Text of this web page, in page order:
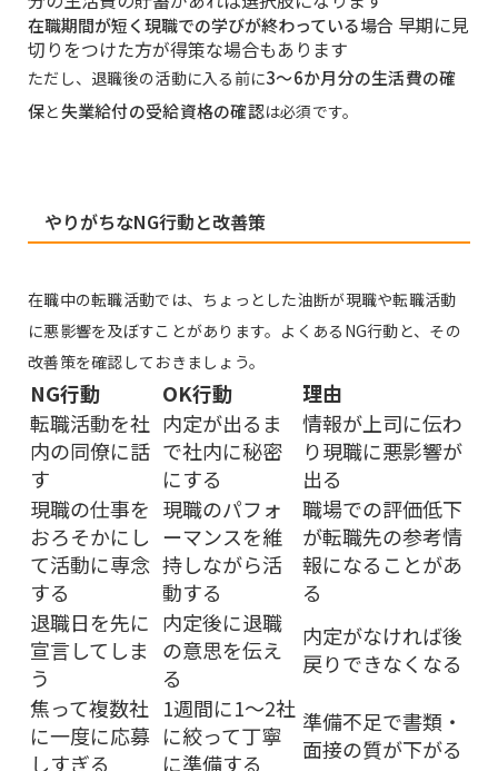
在職期間が短く現職での学びが終わっている場合 早期に見
切りをつけた方が得策な場合もあります
ただし、退職後の活動に入る前に3〜6か月分の生活費の確
保と失業給付の受給資格の確認は必須です。
やりがちなNG行動と改善策
在職中の転職活動では、ちょっとした油断が現職や転職活動
に悪影響を及ぼすことがあります。よくあるNG行動と、その
改善策を確認しておきましょう。
NG行動 OK行動
理由
転職活動を社
内の同僚に話
す
内定が出るま
で社内に秘密
にする
情報が上司に伝わ
り現職に悪影響が
出る
現職の仕事を
おろそかにし
て活動に専念
する
現職のパフォ
ーマンスを維
持しながら活
動する
職場での評価低下
が転職先の参考情
報になることがあ
る
退職日を先に
宣言してしま
う
内定後に退職
の意思を伝え
る
内定がなければ後
戻りできなくなる
焦って複数社
に一度に応募
しすぎる
1週間に1〜2社
に絞って丁寧
に準備する
準備不足で書類・
面接の質が下がる